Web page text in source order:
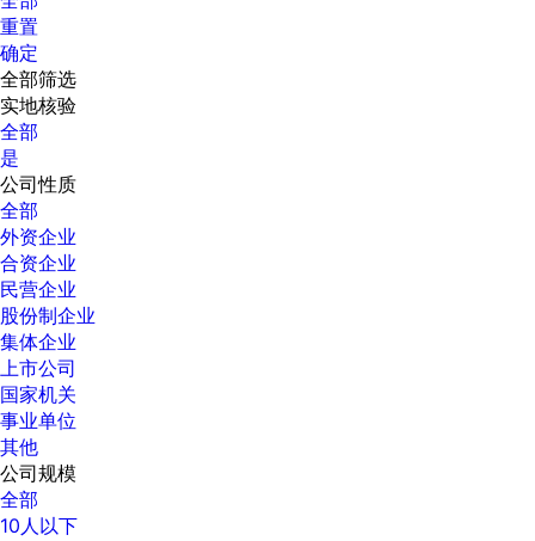
重置
确定
全部筛选
实地核验
全部
是
公司性质
全部
外资企业
合资企业
民营企业
股份制企业
集体企业
上市公司
国家机关
事业单位
其他
公司规模
全部
10人以下